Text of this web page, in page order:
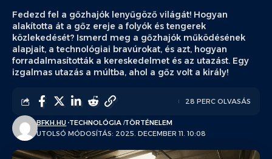
Fedezd fel a gőzhajók lenyűgöző világát! Hogyan
alakította át a gőz ereje a folyók és tengerek
közlekedését? Ismerd meg a gőzhajók működésének
alapjait, a technológiai bravúrokat, és azt, hogyan
forradalmasították a kereskedelmet és az utazást. Egy
izgalmas utazás a múltba, ahol a gőz volt a király!
UTOLSÓ MÓDOSÍTÁS: 2025. DECEMBER 11. 10:08
BFKH.HU TECHNOLÓGIA TÖRTÉNELEM
28 PERC OLVASÁS